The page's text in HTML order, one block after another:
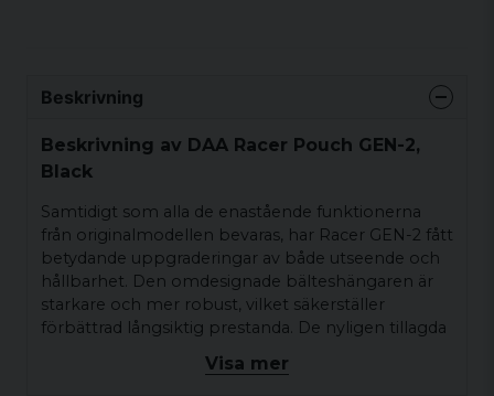
Beskrivning
Beskrivning av DAA Racer Pouch GEN-2,
Black
Samtidigt som alla de enastående funktionerna
från originalmodellen bevaras, har Racer GEN-2 fått
betydande uppgraderingar av både utseende och
hållbarhet. Den omdesignade bälteshängaren är
starkare och mer robust, vilket säkerställer
förbättrad långsiktig prestanda. De nyligen tillagda
tjänar också ett funktionellt syfte – de samverkar
Visa mer